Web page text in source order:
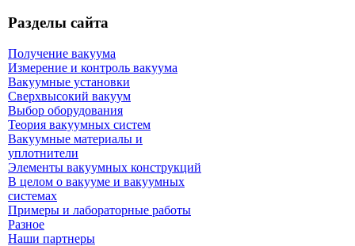
Разделы сайта
Получение вакуума
Измерение и контроль вакуума
Вакуумные установки
Сверхвысокий вакуум
Выбор оборудования
Теория вакуумных систем
Вакуумные материалы и
уплотнители
Элементы вакуумных конструкций
В целом о вакууме и вакуумных
системах
Примеры и лабораторные работы
Разное
Наши партнеры